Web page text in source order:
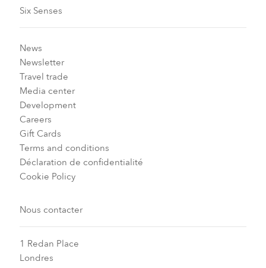
Six Senses
News
Newsletter
Travel trade
Media center
Development
Careers
Gift Cards
Terms and conditions
Déclaration de confidentialité
Cookie Policy
Nous contacter
1 Redan Place
Londres